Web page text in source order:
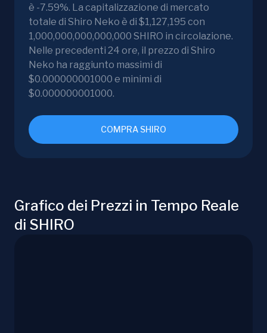
è -7.59%. La capitalizzazione di mercato
totale di Shiro Neko è di $1,127,195 con
1,000,000,000,000,000 SHIRO in circolazione.
Nelle precedenti 24 ore, il prezzo di Shiro
Neko ha raggiunto massimi di
$0.000000001000 e minimi di
$0.000000001000.
COMPRA SHIRO
Grafico dei Prezzi in Tempo Reale
di SHIRO